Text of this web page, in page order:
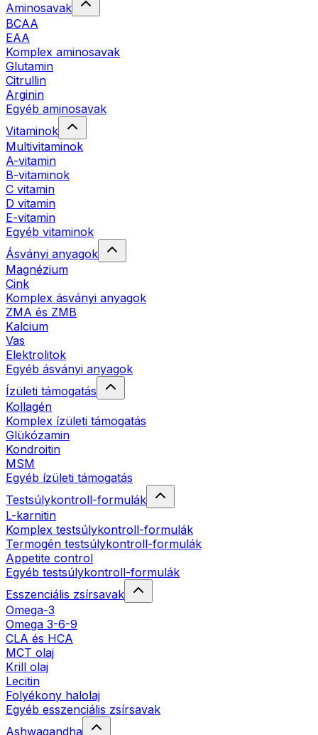
Aminosavak
BCAA
EAA
Komplex aminosavak
Glutamin
Citrullin
Arginin
Egyéb aminosavak
Vitaminok
Multivitaminok
A-vitamin
B-vitaminok
C vitamin
D vitamin
E-vitamin
Egyéb vitaminok
Ásványi anyagok
Magnézium
Cink
Komplex ásványi anyagok
ZMA és ZMB
Kalcium
Vas
Elektrolitok
Egyéb ásványi anyagok
Ízületi támogatás
Kollagén
Komplex ízületi támogatás
Glükózamin
Kondroitin
MSM
Egyéb ízületi támogatás
Testsúlykontroll-formulák
L-karnitin
Komplex testsúlykontroll-formulák
Termogén testsúlykontroll-formulák
Appetite control
Egyéb testsúlykontroll-formulák
Esszenciális zsírsavak
Omega-3
Omega 3-6-9
CLA és HCA
MCT olaj
Krill olaj
Lecitin
Folyékony halolaj
Egyéb esszenciális zsírsavak
Ashwagandha